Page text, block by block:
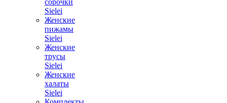
Sielei
Женские
пижамы
Sielei
Женские
трусы
Sielei
Женские
халаты
Sielei